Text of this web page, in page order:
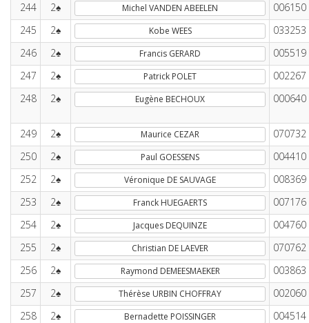
244
2♠ Michel VANDEN ABEELEN
006150
245
2♠ Kobe WEES
033253
246
2♠ Francis GERARD
005519
247
2♠ Patrick POLET
002267
248
2♠ Eugène BECHOUX 000640
249 2♠ Maurice CEZAR
070732
250
2♠ Paul GOESSENS
004410
252
2♠ Véronique DE SAUVAGE
008369
253
2♠ Franck HUEGAERTS
007176
254
2♠ Jacques DEQUINZE
004760
255
2♠ Christian DE LAEVER
070762
256
2♠ Raymond DEMEESMAEKER
003863
257
2♠ Thérèse URBIN CHOFFRAY
002060
258
2♠ Bernadette POISSINGER 004514